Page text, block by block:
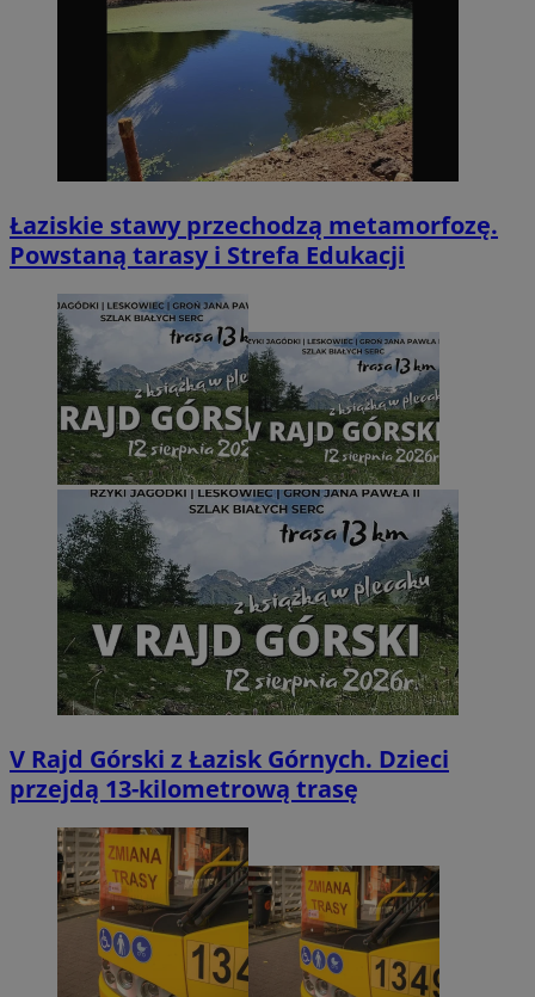
Łaziskie stawy przechodzą metamorfozę.
Powstaną tarasy i Strefa Edukacji
V Rajd Górski z Łazisk Górnych. Dzieci
przejdą 13-kilometrową trasę